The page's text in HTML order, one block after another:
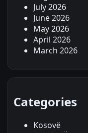
July 2026
June 2026
May 2026
April 2026
March 2026
Categories
Kosovë